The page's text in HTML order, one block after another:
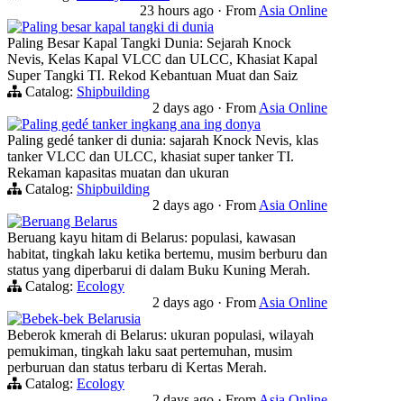
23 hours ago · From Asia Online
Paling besar kapal tangki di dunia
Paling Besar Kapal Tangki Dunia: Sejarah Knock
Nevis, Kelas Kapal VLCC dan ULCC, Khasiat Kapal
Super Tangki TI. Rekod Kebantuan Muat dan Saiz
Catalog: Shipbuilding
2 days ago · From Asia Online
Paling gedé tanker ingkang ana ing donya
Paling gedé tanker di dunia: sajarah Knock Nevis, klas
tanker VLCC dan ULCC, khasiat super tanker TI.
Rekaman kapasitas muatan dan ukuran
Catalog: Shipbuilding
2 days ago · From Asia Online
Beruang Belarus
Beruang kayu hitam di Belarus: populasi, kawasan
habitat, tingkah laku ketika bertemu, musim berburu dan
status yang diperbarui di dalam Buku Kuning Merah.
Catalog: Ecology
2 days ago · From Asia Online
Bebek-bek Belarusia
Beberok kmerah di Belarus: ukuran populasi, wilayah
pemukiman, tingkah laku saat pertemuhan, musim
perburuan dan status terbaru di Kertas Merah.
Catalog: Ecology